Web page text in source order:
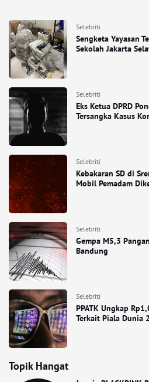
Selebriti
Sengketa Yayasan
Sekolah Jakarta
Selebriti
Eks Ketua DPRD
Tersangka Kasus
Selebriti
Kebakaran SD di
Mobil Pemadam
Selebriti
Gempa M5,3
Bandung
Selebriti
PPATK Ungkap
Terkait Piala Dunia
Topik Hangat